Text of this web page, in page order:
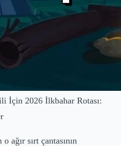
İçin 2026 İlkbahar Rotası:
ağır sırt çantasının